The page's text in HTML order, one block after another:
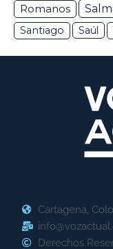
Romanos
Santiago
Saúl
Cartagena,
Derechos